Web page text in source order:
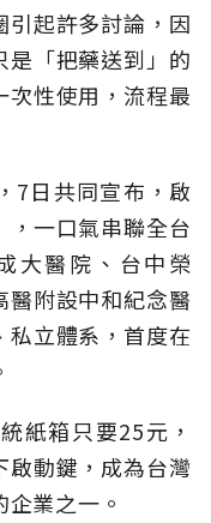
起許多討論，因
「把藥送到」的
性使用，流程最
7日共同宣布，啟
一口氣串聯全台
大醫院、台中榮
附設中和紀念醫
立體系，首度在
紙箱只要25元，
動鍵，成為台灣
業之一。